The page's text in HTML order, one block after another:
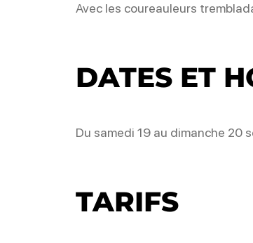
Avec les coureauleurs
DATES ET
Du samedi 19 au dimanche 20
TARIFS